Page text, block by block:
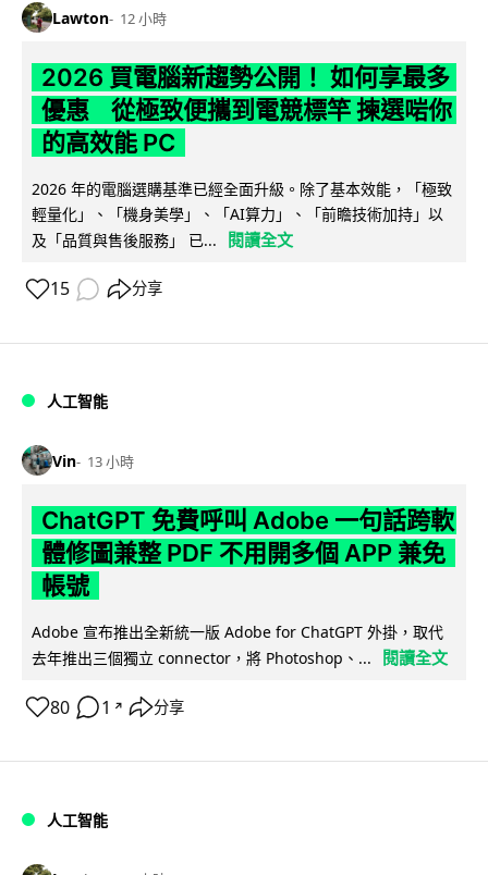
Lawton 12 小時
2026 買電腦新趨勢公開！ 如何享最多
優惠 從極致便攜到電競標竿 揀選啱你
的高效能 PC
2026 年的電腦選購基準已經全面升級。除了基本效能，「極致
輕量化」、「機身美學」、「AI算力」、「前瞻技術加持」以
及「品質與售後服務」 已...
閱讀全文
15 分享
人工智能
Vin 13 小時
ChatGPT 免費呼叫 Adobe 一句話跨軟
體修圖兼整 PDF 不用開多個 APP 兼免
帳號
Adobe 宣布推出全新統一版 Adobe for ChatGPT 外掛，取代
去年推出三個獨立 connector，將 Photoshop、...
閱讀全文
80 1 ↗ 分享
人工智能